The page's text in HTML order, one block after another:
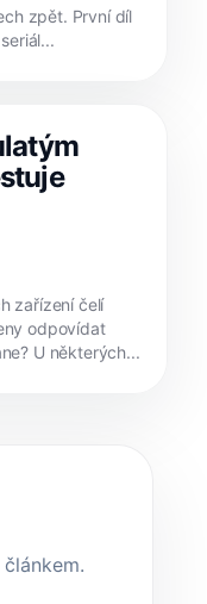
zpět. První díl
zařízení čelí
odpovídat
U některých...